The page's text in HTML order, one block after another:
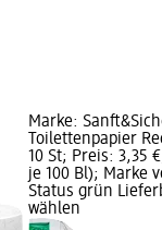
Marke:
Toilettenpapier
10 St; Preis: 3,35
je 100 Bl); Marke
Status grün
wählen